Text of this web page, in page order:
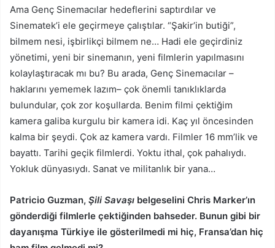
Ama Genç Sinemacılar hedeflerini saptırdılar ve
Sinematek’i ele geçirmeye çalıştılar. “Şakir’in butiği”,
bilmem nesi, işbirlikçi bilmem ne… Hadi ele geçirdiniz
yönetimi, yeni bir sinemanın, yeni filmlerin yapılmasını
kolaylaştıracak mı bu? Bu arada, Genç Sinemacılar –
haklarını yememek lazım– çok önemli tanıklıklarda
bulundular, çok zor koşullarda. Benim filmi çektiğim
kamera galiba kurgulu bir kamera idi. Kaç yıl öncesinden
kalma bir şeydi. Çok az kamera vardı. Filmler 16 mm’lik ve
bayattı. Tarihi geçik filmlerdi. Yoktu ithal, çok pahalıydı.
Yokluk dünyasıydı. Sanat ve militanlık bir yana…
Patricio Guzman, Şili Savaşı belgeselini Chris Marker’ın
gönderdiği filmlerle çektiğinden bahseder. Bunun gibi bir
dayanışma Türkiye ile gösterilmedi mi hiç, Fransa’dan hiç